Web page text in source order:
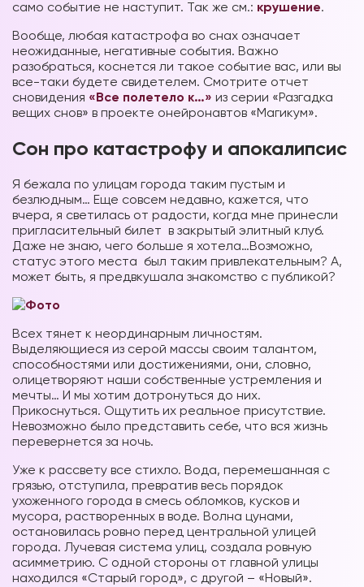
само событие не наступит. Так же см.: крушение.
Вообще, любая катастрофа во снах означает
неожиданные, негативные события. Важно
разобраться, коснется ли такое событие вас, или вы
все-таки будете свидетелем. Смотрите отчет
сновидения «Все полетело к…» из серии «Разгадка
вещих снов» в проекте онейронавтов «Магикум».
Сон про катастрофу и апокалипсис
Я бежала по улицам города таким пустым и
безлюдным… Еще совсем недавно, кажется, что
вчера, я светилась от радости, когда мне принесли
пригласительный билет в закрытый элитный клуб.
Даже не знаю, чего больше я хотела…Возможно,
статус этого места был таким привлекательным? А,
может быть, я предвкушала знакомство с публикой?
Всех тянет к неординарным личностям.
Выделяющиеся из серой массы своим талантом,
способностями или достижениями, они, словно,
олицетворяют наши собственные устремления и
мечты… И мы хотим дотронуться до них.
Прикоснуться. Ощутить их реальное присутствие.
Невозможно было представить себе, что вся жизнь
перевернется за ночь.
Уже к рассвету все стихло. Вода, перемешанная с
грязью, отступила, превратив весь порядок
ухоженного города в смесь обломков, кусков и
мусора, растворенных в воде. Волна цунами,
остановилась ровно перед центральной улицей
города. Лучевая система улиц, создала ровную
асимметрию. С одной стороны от главной улицы
находился «Старый город», с другой – «Новый».